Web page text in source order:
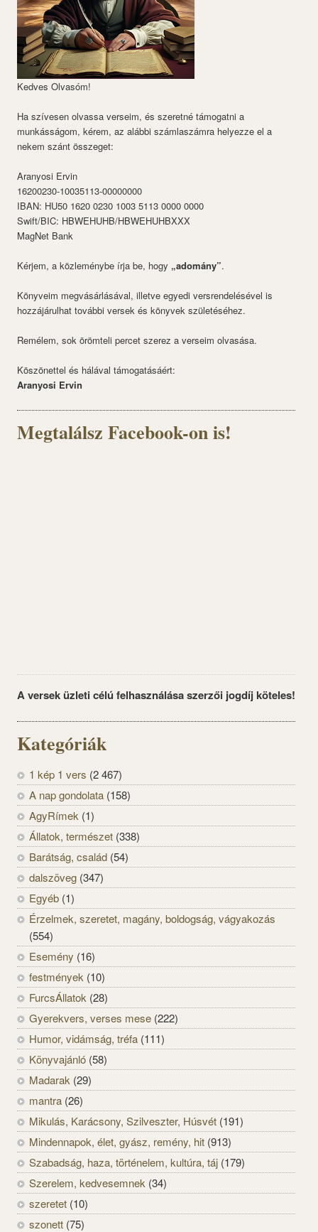
Kedves Olvasóm!
Ha szívesen olvassa verseim, és szeretné támogatni a
munkásságom, kérem, az alábbi számlaszámra helyezze el a
nekem szánt összeget:
Aranyosi Ervin
16200230-10035113-00000000
IBAN: HU50 1620 0230 1003 5113 0000 0000
Swift/BIC: HBWEHUHB/HBWEHUHBXXX
MagNet Bank
Kérjem, a közleménybe írja be, hogy „adomány”.
Könyveim megvásárlásával, illetve egyedi versrendelésével is
hozzájárulhat további versek és könyvek születéséhez.
Remélem, sok örömteli percet szerez a verseim olvasása.
Köszönettel és hálával támogatásáért:
Aranyosi Ervin
Megtalálsz Facebook-on is!
A versek üzleti célú felhasználása szerzői jogdíj köteles!
Kategóriák
1 kép 1 vers (2 467)
A nap gondolata (158)
AgyRímek (1)
Állatok, természet (338)
Barátság, család (54)
dalszöveg (347)
Egyéb (1)
Érzelmek, szeretet, magány, boldogság, vágyakozás
(554)
Esemény (16)
festmények (10)
FurcsÁllatok (28)
Gyerekvers, verses mese (222)
Humor, vidámság, tréfa (111)
Könyvajánló (58)
Madarak (29)
mantra (26)
Mikulás, Karácsony, Szilveszter, Húsvét (191)
Mindennapok, élet, gyász, remény, hit (913)
Szabadság, haza, történelem, kultúra, táj (179)
Szerelem, kedvesemnek (34)
szeretet (10)
szonett (75)